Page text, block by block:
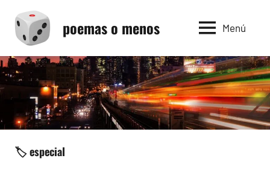
contenido
poemas o menos Menú
🏷️ especial